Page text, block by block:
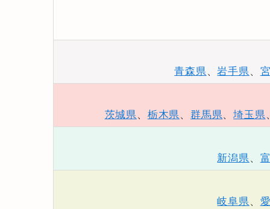
青森県、岩手県、
茨城県、 栃木県、 群馬県、埼玉県
新潟県、
岐阜県、